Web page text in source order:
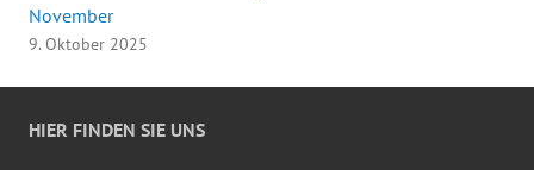
November
9. Oktober 2025
HIER FINDEN SIE UNS